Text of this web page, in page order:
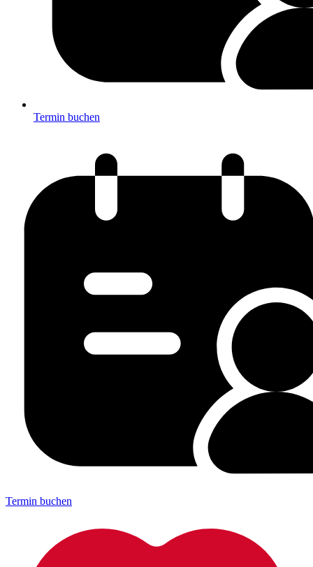
Termin buchen
Termin buchen